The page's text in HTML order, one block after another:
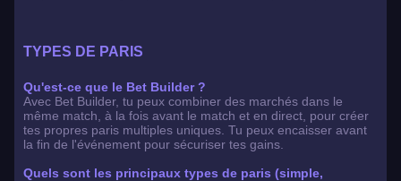
TYPES DE PARIS
Qu'est-ce que le Bet Builder ?
Avec Bet Builder, tu peux combiner des marchés dans le
même match, à la fois avant le match et en direct, pour créer
tes propres paris multiples uniques. Tu peux encaisser avant
la fin de l'événement pour sécuriser tes gains.
Quels sont les principaux types de paris (simple,